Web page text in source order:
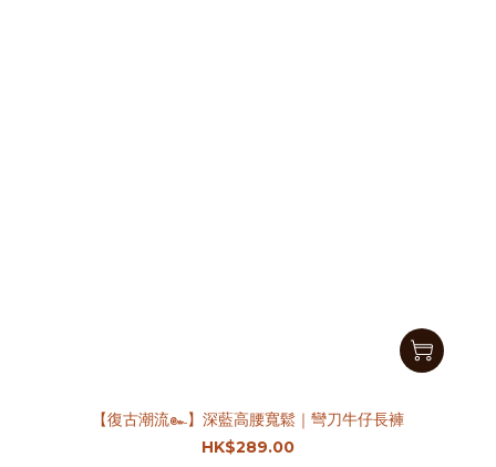
【復古潮流๛】深藍高腰寬鬆｜彎刀牛仔長褲
HK$289.00